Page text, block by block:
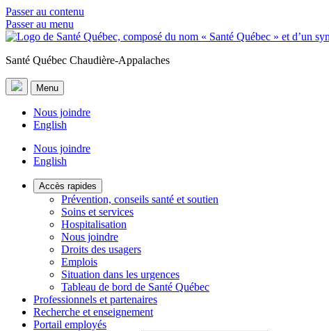
Passer au contenu
Passer au menu
Santé Québec Chaudière-Appalaches
Menu
Nous joindre
English
Nous joindre
English
Accès rapides
Prévention, conseils santé et soutien
Soins et services
Hospitalisation
Nous joindre
Droits des usagers
Emplois
Situation dans les urgences
Tableau de bord de Santé Québec
Professionnels et partenaires
Recherche et enseignement
Portail employés